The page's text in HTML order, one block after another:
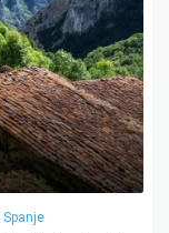
Spanje